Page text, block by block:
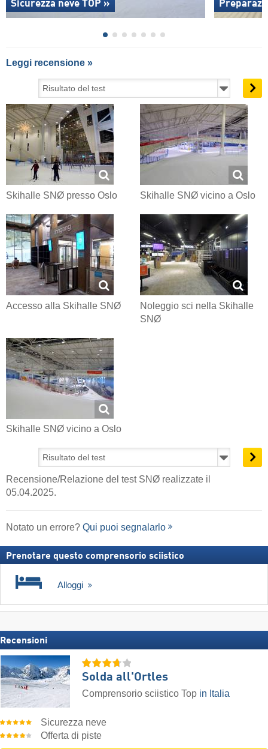
Sicurezza neve TOP »
Leggi recensione »
Skihalle SNØ presso Oslo Skihalle SNØ vicino a Oslo
Accesso alla Skihalle SNØ
Noleggio sci nella Skihalle
SNØ
Skihalle SNØ vicino a Oslo
Recensione/Relazione del test SNØ realizzate il
05.04.2025.
Notato un errore? Qui puoi segnalarlo
Prenotare questo comprensorio sciistico
Alloggi
Recensioni
Solda all'Ortles
Comprensorio sciistico Top in Italia
Sicurezza neve
Offerta di piste